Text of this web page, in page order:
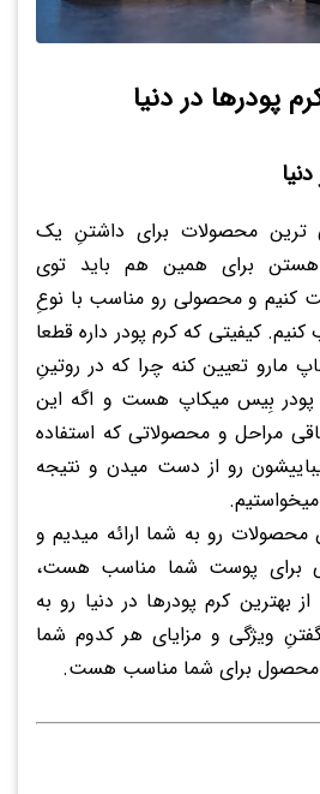
پودرها در دنیا
ترین محصولات برای داشتنِ یک
هستن برای همین هم باید توی
کنیم و محصولی رو مناسب با نوعِ
کیفیتی که کرم پودر داره قطعا
مارو تعیین کنه چرا که در روتینِ
بِیس میکاپ هست و اگه این
مراحل و محصولاتی که استفاده
رو از دست میدن و نتیجه
محصولات رو به شما ارائه میدیم و
برای پوست شما مناسب هست،
هم میخوایم 5 تا از بهترین کرم پودرها در دنیا رو به
ویژگی و مزایای هر کدوم شما
محصول برای شما مناسب هست.